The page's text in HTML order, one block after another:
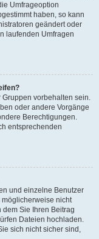
Umfrageoption
haben, so kann
geändert oder
laufenden Umfragen
Gruppen vorbehalten sein.
oder andere Vorgänge
Berechtigungen.
entsprechenden
und einzelne Benutzer
nicht
Sie Ihren Beitrag
Dateien hochladen.
sich nicht sicher sind,